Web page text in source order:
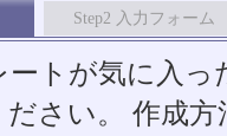
Step2 入力フォーム
ートが気に入っ
ださい。 作成